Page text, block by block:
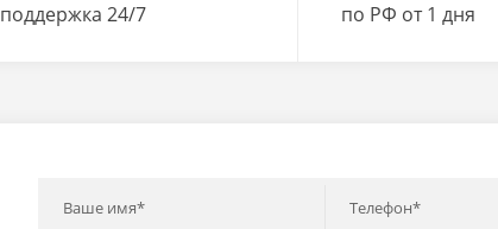
поддержка 24/7
по РФ от 1 дня
Ваше имя* Телефон*